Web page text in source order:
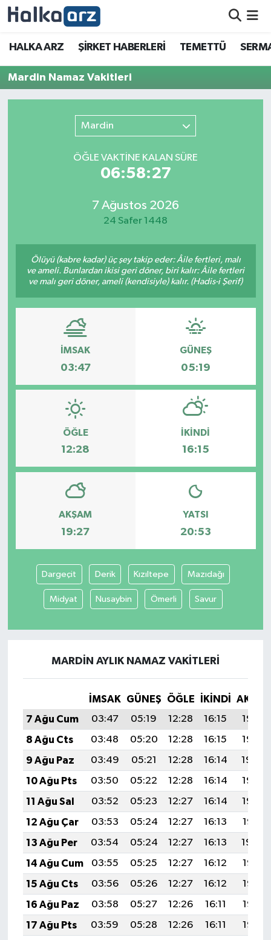
HALKA ARZ ŞİRKET HABERLERİ TEMETTÜ
Mardin Namaz Vakitleri
Mardin
ÖĞLE VAKTİNE KALAN SÜRE
06:58:27
7 Ağustos 2026
24 Safer 1448
Ölüyü (kabre kadar) üç şey takip eder: Âile fertleri, malı
ve ameli. Bunlardan ikisi geri döner, biri kalır: Âile fertleri
ve malı geri döner, ameli (kendisiyle) kalır. (Hadis-i Şerif)
İMSAK
03:47
GÜNEŞ
05:19
ÖĞLE
12:28
İKINDI
16:15
AKŞAM
19:27
YATSI
20:53
Dargeçit Derik Kızıltepe Mazıdağı
Midyat Nusaybin Ömerli Savur
MARDIN AYLIK NAMAZ VAKITLERI
İMSAK GÜNEŞ ÖĞLE İKINDI
7 Ağu Cum
03:47 05:19 12:28 16:15
19:27
8 Ağu Cts
03:48 05:20 12:28 16:15
19:25
9 Ağu Paz
03:49 05:21 12:28 16:14
19:24
10 Ağu Pts
03:50 05:22 12:28 16:14
19:23
11 Ağu Sal
03:52 05:23 12:27 16:14
19:22
12 Ağu Çar
03:53 05:24 12:27 16:13
19:21
13 Ağu Per
03:54 05:24 12:27 16:13
19:20
14 Ağu Cum
03:55 05:25 12:27 16:12
19:18
15 Ağu Cts
03:56 05:26 12:27 16:12
19:17
16 Ağu Paz
03:58 05:27 12:26 16:11
19:16
17 Ağu Pts
03:59 05:28 12:26 16:11
19:15
HALKA ARZ
SERMAYE ARTIRIMI
TEMETTÜ